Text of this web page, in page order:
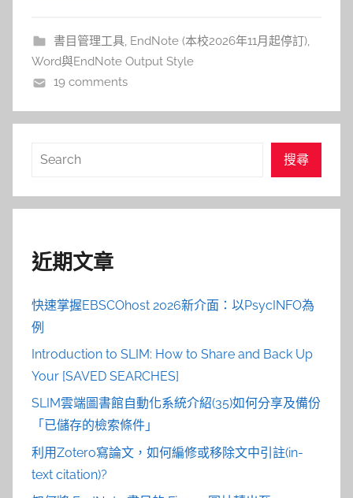
書目管理工具, EndNote (本校2026年11月起停訂),
Word與EndNote Output Style
19 comments
搜
搜尋
近期文章
快速掌握EBSCOhost 2026新介面：以PsycINFO為
例
Introduction to SLIM: How to Share and Back Up
Your [SAVED SEARCHES]
SLIM雲端圖書館自動化系統介紹(35)如何分享及備份
「已儲存的檢索條件」
利用Zotero寫論文，如何編修或移除文中引註(in-
text citation)?